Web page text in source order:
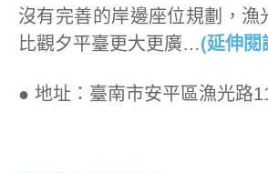
沒有完善的岸邊座位規劃，漁
比觀夕平臺更大更廣…(延伸閱
● 地址：臺南市安平區漁光路